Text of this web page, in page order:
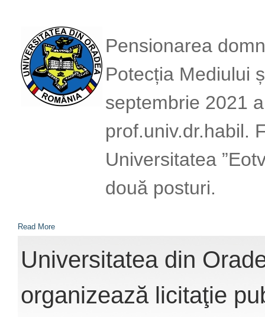
Pensionarea
Potecția Mediului
septembrie 2021
prof.univ.dr.habil.
Universitatea
două posturi.
Read More
Universitatea din
organizează licitaţie